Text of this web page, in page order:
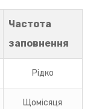
Частота
заповнення
Рідко
Щомісяця